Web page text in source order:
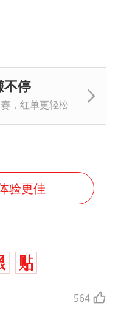
不停
，红单更轻松
验更佳
564